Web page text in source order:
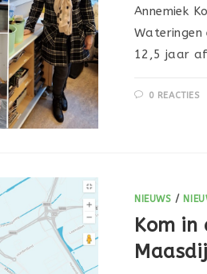
Annemiek
12,5 jaar
0 REACTIES
NIEUWS /
Kom in